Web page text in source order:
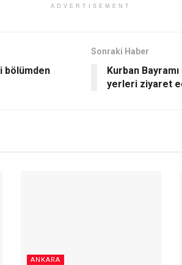
ADVERTISEMENT
bölümden
Sonraki Haber
Kurban
yerleri ziyaret
ANKARA